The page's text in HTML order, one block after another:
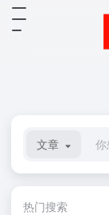
文章
热门搜索